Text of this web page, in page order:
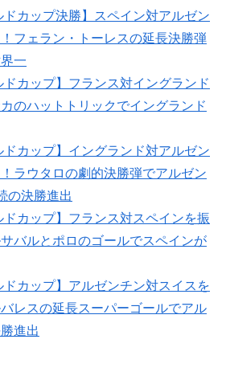
ドカップ決勝】スペイン対アルゼン
フェラン・トーレスの延長決勝弾
一
ドカップ】フランス対イングランド
のハットトリックでイングランド
ドカップ】イングランド対アルゼン
ラウタロの劇的決勝弾でアルゼン
の決勝進出
ドカップ】フランス対スペインを振
バルとポロのゴールでスペインが
ドカップ】アルゼンチン対スイスを
レスの延長スーパーゴールでアル
進出